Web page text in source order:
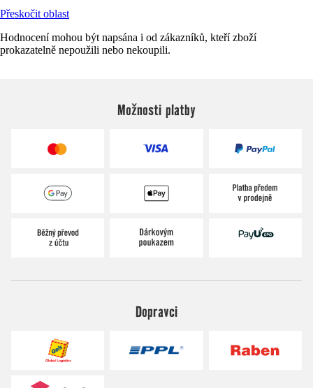
Přeskočit oblast
Hodnocení mohou být napsána i od zákazníků, kteří zboží
prokazatelně nepoužili nebo nekoupili.
Možnosti platby
Dopravci